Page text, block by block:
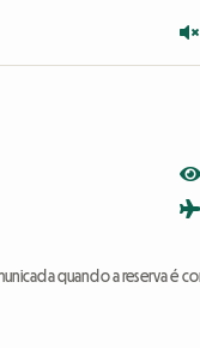
quando a reserva é